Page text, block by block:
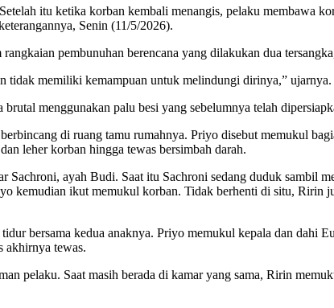
itu ketika korban kembali menangis, pelaku membawa
Senin (11/5/2026).
pembunuhan berencana yang dilakukan dua
tidak memiliki kemampuan untuk melindungi dirinya,” ujarnya.
menggunakan palu besi yang sebelumnya telah
di ruang tamu rumahnya. Priyo disebut memukul
leher korban hingga tewas bersimbah darah.
Sachroni, ayah Budi. Saat itu Sachroni sedang duduk sambil
kemudian ikut memukul korban. Tidak berhenti di situ, Ririn
bersama kedua anaknya. Priyo memukul kepala dan dahi
akhirnya tewas.
pelaku. Saat masih berada di kamar yang sama, Ririn